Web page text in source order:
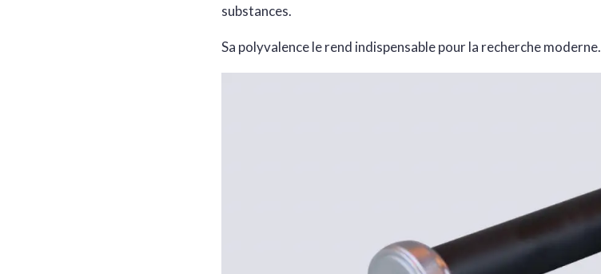
substances.
Sa polyvalence le rend indispensable pour la recherche moderne.